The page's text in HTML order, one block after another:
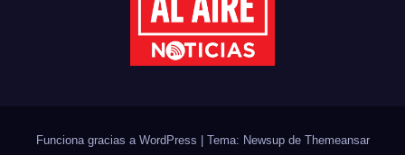
Funciona gracias a WordPress Tema: Newsup de Themeansar